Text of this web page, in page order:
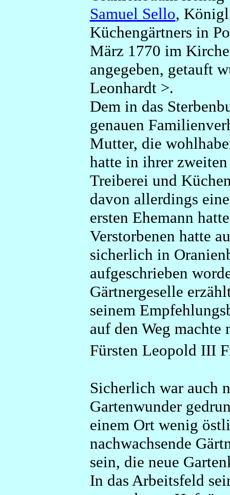
Samuel Sello,
Küchengärtners in
März 1770 im
angegeben, getauft
Leonhardt >.
Dem in das
genauen
Mutter, die
hatte in ihrer
Treiberei und
davon allerdings
ersten Ehemann
Verstorbenen hatte
sicherlich in
aufgeschrieben
Gärtnergeselle
seinem
auf den Weg machte
Fürsten Leopold III
Sicherlich war auch
Gartenwunder
einem Ort wenig
nachwachsende
sein, die neue
In das Arbeitsfeld